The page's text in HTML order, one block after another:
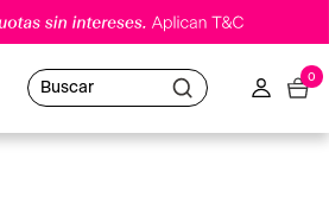
Buscar
0